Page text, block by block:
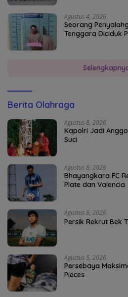
Agustus 4, 2026
Seorang
Tenggara Diciduk
Berita Olahraga
Agustus 8, 2026
Kapolri Jadi
Suci
Agustus 8, 2026
Bhayangkara FC
Plate dan Valencia
Agustus 8, 2026
Persik Rekrut Bek
Agustus 5, 2026
Persebaya
Pieces